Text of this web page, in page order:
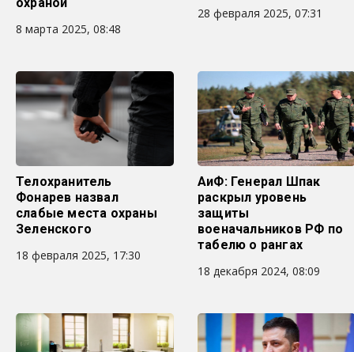
8 марта 2025, 08:48
28 февраля 2025, 07:31
Телохранитель
Фонарев назвал
слабые места охраны
Зеленского
18 февраля 2025, 17:30
АиФ: Генерал Шпак
раскрыл уровень
защиты
военачальников РФ по
табелю о рангах
18 декабря 2024, 08:09